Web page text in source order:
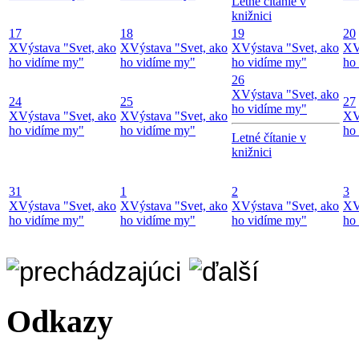
knižnici
17
XVýstava "Svet, ako
ho vidíme my"
18
XVýstava "Svet, ako
ho vidíme my"
19
XVýstava "Svet, ako
ho vidíme my"
20
X
ho
24
XVýstava "Svet, ako
ho vidíme my"
25
XVýstava "Svet, ako
ho vidíme my"
26
XVýstava "Svet, ako
ho vidíme my"
Letné čítanie v
knižnici
27
X
ho
31
XVýstava "Svet, ako
ho vidíme my"
1
XVýstava "Svet, ako
ho vidíme my"
2
XVýstava "Svet, ako
ho vidíme my"
3
X
ho
Odkazy